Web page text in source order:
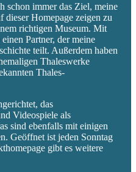
schon immer das Ziel, meine
dieser Homepage zeigen zu
richtigen Museum. Mit
Partner, der meine
teilt. Außerdem haben
Thaleswerke
Thales-
das
Videospiele als
sind ebenfalls mit einigen
Geöffnet ist jeden Sonntag
gibt es weitere